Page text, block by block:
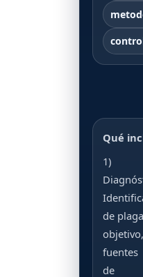
Qué
1)
de plaga
objetivo,
fuentes
de